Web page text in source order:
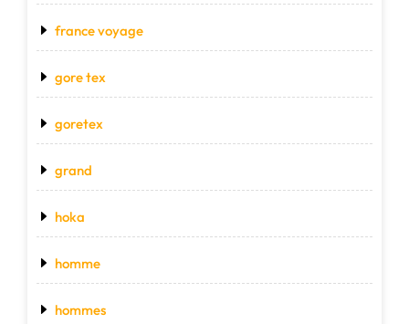
france voyage
gore tex
goretex
grand
hoka
homme
hommes